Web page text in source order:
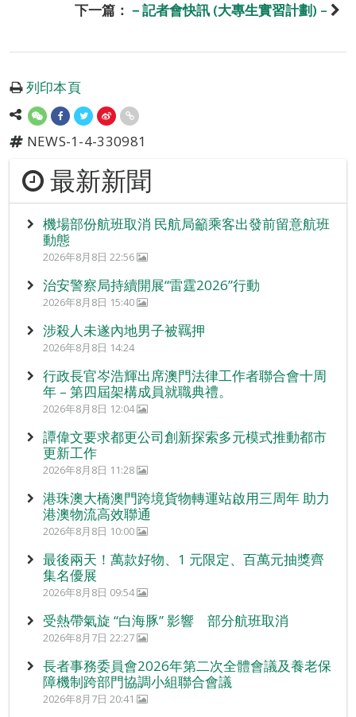
下一篇： －記者會快訊 (大專生實習計劃) –
列印本頁
NEWS-1-4-330981
最新新聞
機場部份航班取消 民航局籲乘客出發前留意航班
動態
2026年8月8日 22:56
治安警察局持續開展“雷霆2026”行動
2026年8月8日 15:40
涉殺人未遂內地男子被羈押
2026年8月8日 14:24
行政長官岑浩輝出席澳門法律工作者聯合會十周
年 – 第四屆架構成員就職典禮。
2026年8月8日 12:04
譚偉文要求都更公司創新探索多元模式推動都市
更新工作
2026年8月8日 11:28
港珠澳大橋澳門跨境貨物轉運站啟用三周年 助力
港澳物流高效聯通
2026年8月8日 10:00
最後兩天！萬款好物、1 元限定、百萬元抽獎齊
集名優展
2026年8月8日 09:54
受熱帶氣旋 “白海豚” 影響 部分航班取消
2026年8月7日 22:27
長者事務委員會2026年第二次全體會議及養老保
障機制跨部門協調小組聯合會議
2026年8月7日 20:41